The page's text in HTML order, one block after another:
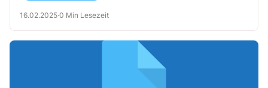
16.02.2025·0 Min Lesezeit